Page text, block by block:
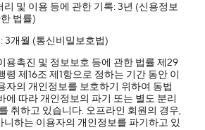
및 이용 등에 관한 기록: 3년 (신용정보
법률)
3개월 (통신비밀보호법)
용촉진 및 정보보호 등에 관한 법률 제29
령 제16조 제1항으로 정하는 기간 동안 이
자의 개인정보를 보호하기 위하여 동법
에 따라 개인정보의 파기 또는 별도 분리
취하고 있습니다. 오프라인 회원의 경우,
니하는 이용자의 개인정보를 파기하고 있